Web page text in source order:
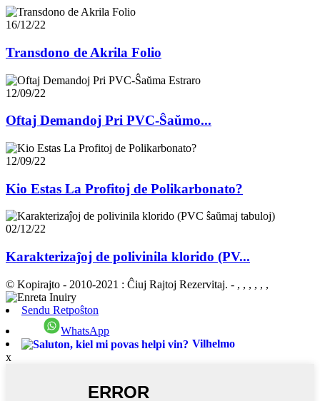
16/12/22
Transdono de Akrila Folio
12/09/22
Oftaj Demandoj Pri PVC-Ŝaŭmo...
12/09/22
Kio Estas La Profitoj de Polikarbonato?
02/12/22
Karakterizaĵoj de polivinila klorido (PV...
© Kopirajto - 2010-2021 : Ĉiuj Rajtoj Rezervitaj. - , , , , , ,
Sendu Retpoŝton
WhatsApp
Vilhelmo
x